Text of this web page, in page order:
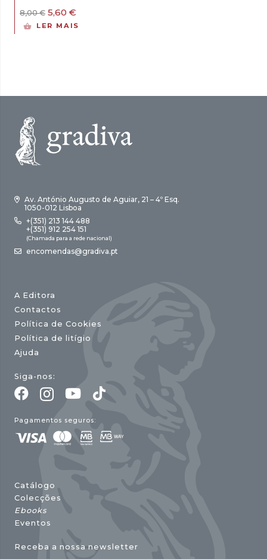
8,00€ O
preço
5,60 €
preço
LER MAIS
Av. António Augusto de Aguiar, 21 – 4º Esq.
1050-012 Lisboa
+(351) 213 144 488
+(351) 912 254 151
(Chamada para a rede nacional)
encomendas@gradiva.pt
A Editora
Contactos
Política de Cookies
Política de litígio
Ajuda
Siga-nos:
Pagamentos seguros:
Catálogo
Colecções
Ebooks
Eventos
Receba a nossa newsletter